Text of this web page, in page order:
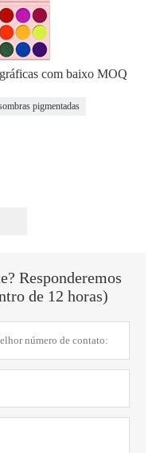
com baixo MOQ
pigmentadas
Responderemos
de 12 horas)